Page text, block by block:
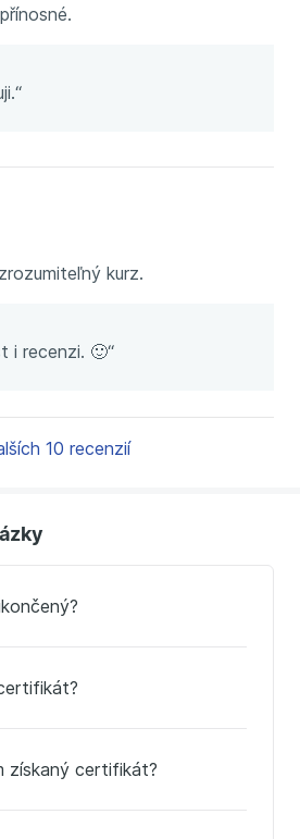
kurz.
i recenzi. 🙂“
10 recenzií
získaný certifikát?